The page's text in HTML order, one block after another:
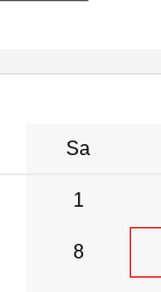
Sa
1
8